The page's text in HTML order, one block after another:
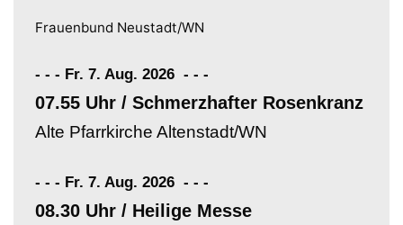
Frauenbund Neustadt/WN
- - - Fr. 7. Aug. 2026 - - -
07.55 Uhr / Schmerzhafter Rosenkranz
Alte Pfarrkirche Altenstadt/WN
- - - Fr. 7. Aug. 2026 - - -
08.30 Uhr / Heilige Messe